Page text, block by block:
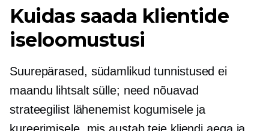
Kuidas saada klientide
iseloomustusi
Suurepärased, südamlikud tunnistused ei
maandu lihtsalt sülle; need nõuavad
strateegilist lähenemist kogumisele ja